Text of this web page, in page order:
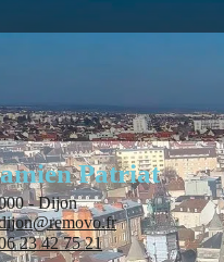
Patriat
- Dijon
23 42 75 21